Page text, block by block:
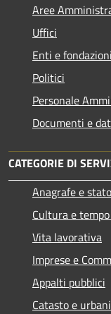
Aree
Uffici
Enti e fondazioni
Politici
Personale
Documenti e
CATEGORIE DI
Anagrafe e
Cultura e
Vita lavorativa
Imprese e
Appalti pubblici
Catasto e